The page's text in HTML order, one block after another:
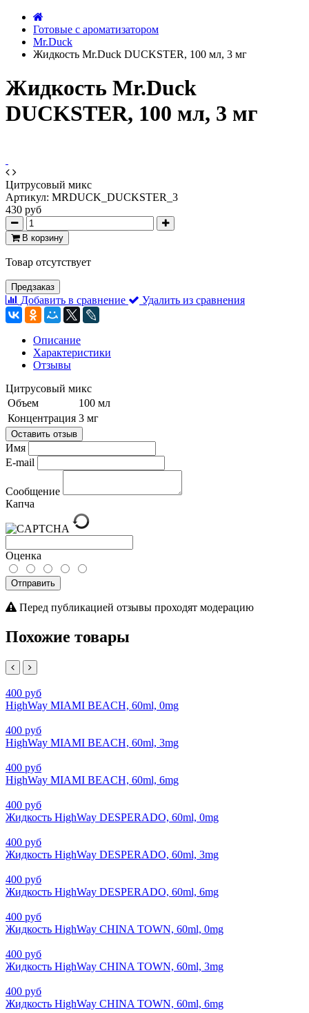
Готовые с ароматизатором
Mr.Duck
Жидкость Mr.Duck DUCKSTER, 100 мл, 3 мг
Жидкость Mr.Duck
DUCKSTER, 100 мл, 3 мг
Цитрусовый микс
Артикул: MRDUCK_DUCKSTER_3
430 руб
В корзину
Товар отсутствует
Предзаказ
Добавить в сравнение Удалить из сравнения
Описание
Характеристики
Отзывы
Цитрусовый микс
Объем
100 мл
Концентрация 3 мг
Оставить отзыв
Имя
E-mail
Сообщение
Капча
Оценка
Отправить
Перед публикацией отзывы проходят модерацию
Похожие товары
400 руб
HighWay MIAMI BEACH, 60ml, 0mg
400 руб
HighWay MIAMI BEACH, 60ml, 3mg
400 руб
HighWay MIAMI BEACH, 60ml, 6mg
400 руб
Жидкость HighWay DESPERADO, 60ml, 0mg
400 руб
Жидкость HighWay DESPERADO, 60ml, 3mg
400 руб
Жидкость HighWay DESPERADO, 60ml, 6mg
400 руб
Жидкость HighWay CHINA TOWN, 60ml, 0mg
400 руб
Жидкость HighWay CHINA TOWN, 60ml, 3mg
400 руб
Жидкость HighWay CHINA TOWN, 60ml, 6mg